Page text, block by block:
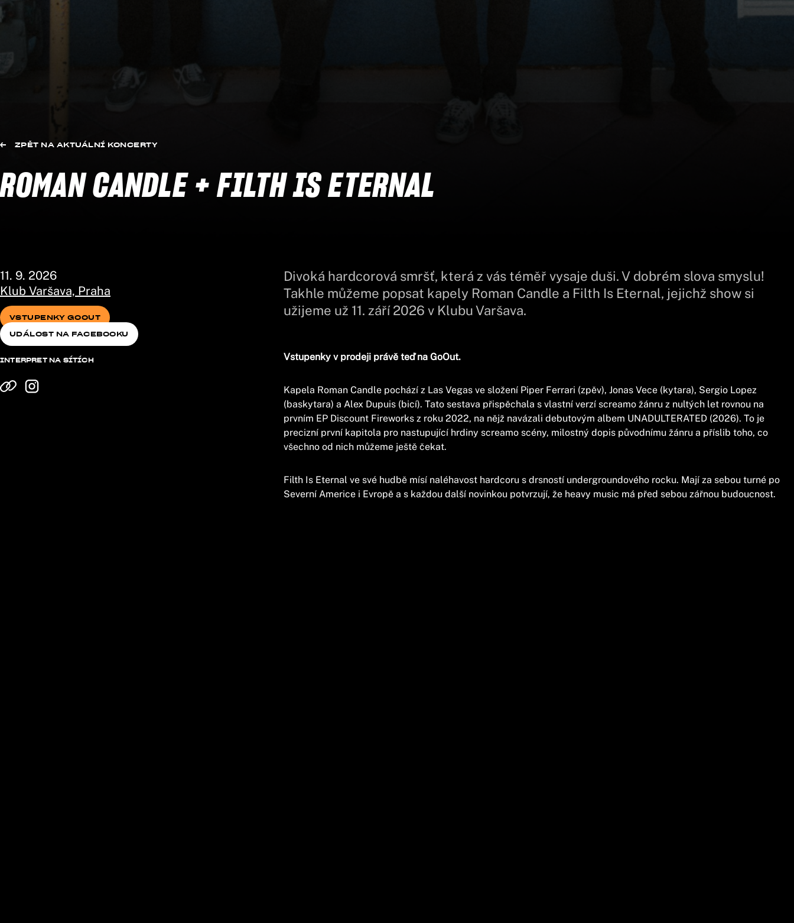
ZPĚT NA AKTUÁLNÍ KONCERTY
ROMAN CANDLE + FILTH IS ETERNAL
11. 9. 2026
Klub Varšava, Praha
VSTUPENKY GOOUT
VSTUPENKY GOOUT
UDÁLOST NA FACEBOOKU
INTERPRET NA SÍTÍCH
Divoká hardcorová smršť, která z vás téměř vysaje duši. V dobrém slova smyslu!
Takhle můžeme popsat kapely Roman Candle a Filth Is Eternal, jejichž show si
užijeme už 11. září 2026 v Klubu Varšava.
Vstupenky v prodeji právě teď na GoOut.
Kapela Roman Candle pochází z Las Vegas ve složení Piper Ferrari (zpěv), Jonas Vece (kytara), Sergio Lopez
(baskytara) a Alex Dupuis (bicí). Tato sestava přispěchala s vlastní verzí screamo žánru z nultých let rovnou na
prvním EP Discount Fireworks z roku 2022, na nějž navázali debutovým albem UNADULTERATED (2026). To je
precizní první kapitola pro nastupující hrdiny screamo scény, milostný dopis původnímu žánru a příslib toho, co
všechno od nich můžeme ještě čekat.
Filth Is Eternal ve své hudbě mísí naléhavost hardcoru s drsností undergroundového rocku. Mají za sebou turné po
Severní Americe i Evropě a s každou další novinkou potvrzují, že heavy music má před sebou zářnou budoucnost.